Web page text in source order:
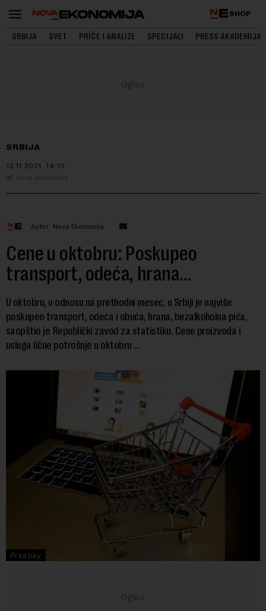
SHOP
SRBIJA SVET PRIČE I ANALIZE SPECIJALI PRESS AKADEMIJA
SRBIJA
12.11.2021. 14:10
Nova ekonomija
Autor: Nova Ekonomija
Cene u oktobru: Poskupeo
transport, odeća, hrana…
U oktobru, u odnosu na prethodni mesec, u Srbiji je najviše
poskupeo transport, odeća i obuća, hrana, bezalkoholna pića,
saopštio je Republički zavod za statistiku. Cene proizvoda i
usluga lične potrošnje u oktobru ...
Pixabay